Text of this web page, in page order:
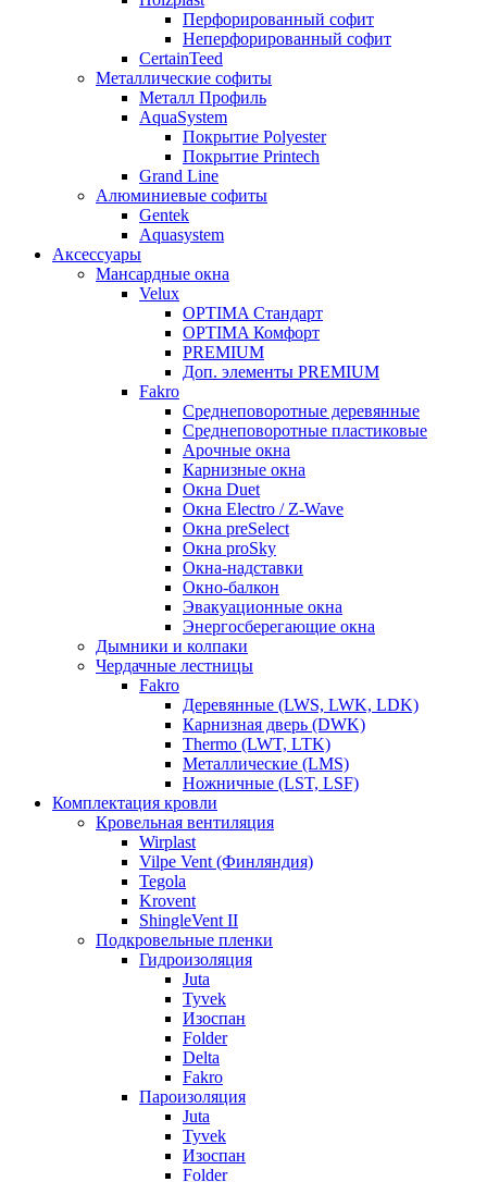
Перфорированный софит
Неперфорированный софит
CertainTeed
Металлические софиты
Металл Профиль
AquaSystem
Покрытие Polyester
Покрытие Printech
Grand Line
Алюминиевые софиты
Gentek
Aquasystem
Аксессуары
Мансардные окна
Velux
OPTIMA Стандарт
OPTIMA Комфорт
PREMIUM
Доп. элементы PREMIUM
Fakro
Cреднеповоротные деревянные
Cреднеповоротные пластиковые
Арочные окна
Карнизные окна
Окна Duet
Окна Electro / Z-Wave
Окна preSelect
Окна proSky
Окна-надставки
Окно-балкон
Эвакуационные окна
Энергосберегающие окна
Дымники и колпаки
Чердачные лестницы
Fakro
Деревянные (LWS, LWK, LDK)
Карнизная дверь (DWK)
Thermo (LWT, LTK)
Металлические (LMS)
Ножничные (LST, LSF)
Комплектация кровли
Кровельная вентиляция
Wirplast
Vilpe Vent (Финляндия)
Tegola
Krovent
ShingleVent II
Подкровельные пленки
Гидроизоляция
Juta
Tyvek
Изоспан
Folder
Delta
Fakro
Пароизоляция
Juta
Tyvek
Изоспан
Folder